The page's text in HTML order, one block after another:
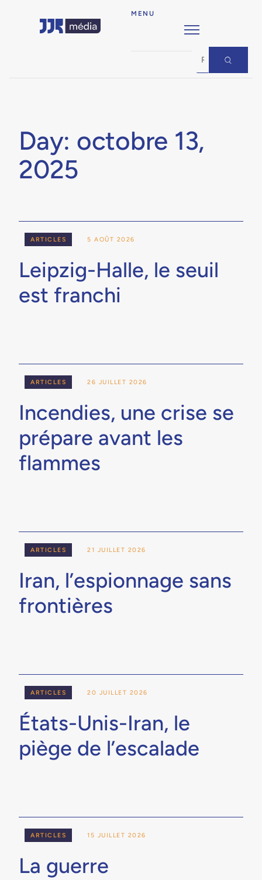
MENU
Day: octobre 13,
2025
Leipzig-Halle, le seuil
est franchi
5 AOÛT 2026
ARTICLES
Incendies, une crise se
prépare avant les
flammes
26 JUILLET 2026
ARTICLES
Iran, l’espionnage sans
frontières
21 JUILLET 2026
ARTICLES
États-Unis-Iran, le
piège de l’escalade
20 JUILLET 2026
ARTICLES
La guerre
15 JUILLET 2026
ARTICLES